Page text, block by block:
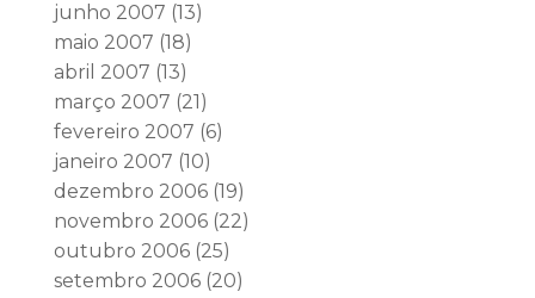
junho 2007 (13)
maio 2007 (18)
abril 2007 (13)
março 2007 (21)
fevereiro 2007 (6)
janeiro 2007 (10)
dezembro 2006(19)
novembro 2006(22)
outubro 2006(25)
setembro 2006(20)